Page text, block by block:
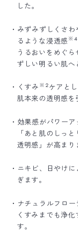
した。
・みずみずしくさ
るような浸透感 ※4
うるおいをめぐ
ずしい明るい肌へ
・くすみ ※2 ケアと
肌本来の透明感を
・効果感がパワー
「あと肌のしっ
透明感」が高まり
・ニキビ、日やけ
ぎます。
・ナチュラルフロ
くすみまでも浄
す。